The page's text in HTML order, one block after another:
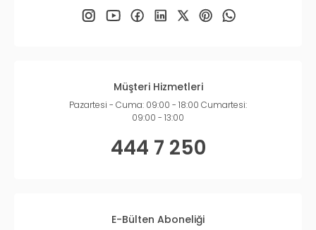
Müşteri Hizmetleri
Pazartesi - Cuma: 09:00 - 18:00 Cumartesi:
09:00 - 13:00
444 7 250
E-Bülten Aboneliği